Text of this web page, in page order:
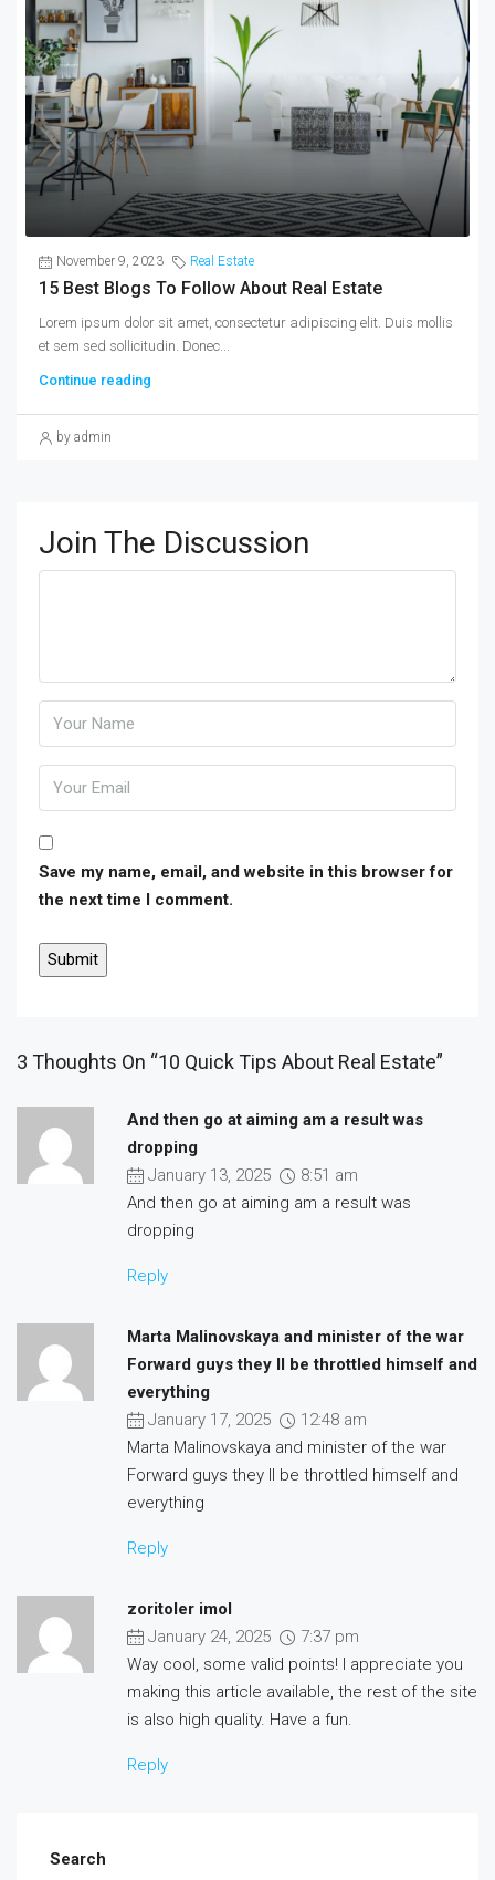
November 9, 2023 Real Estate
15 Best Blogs To Follow About Real Estate
Lorem ipsum dolor sit amet, consectetur adipiscing elit. Duis mollis
et sem sed sollicitudin. Donec...
Continue reading
by admin
Join The Discussion
Save my name, email, and website in this browser for
the next time I comment.
3 Thoughts On “10 Quick Tips About Real Estate”
And then go at aiming am a result was
dropping
January 13, 2025
8:51 am
And then go at aiming am a result was
dropping
Reply
Marta Malinovskaya and minister of the war
Forward guys they ll be throttled himself and
everything
January 17, 2025
12:48 am
Marta Malinovskaya and minister of the war
Forward guys they ll be throttled himself and
everything
Reply
zoritoler imol
January 24, 2025
7:37 pm
Way cool, some valid points! I appreciate you
making this article available, the rest of the site
is also high quality. Have a fun.
Reply
Search